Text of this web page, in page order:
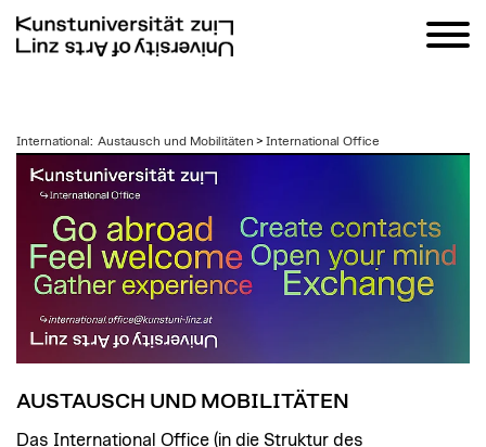
zum
Inhalt
International: Austausch und Mobilitäten > International Office
AUSTAUSCH UND MOBILITÄTEN
Das International Office (in die Struktur des